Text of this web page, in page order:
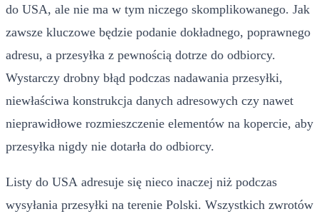
do USA, ale nie ma w tym niczego skomplikowanego. Jak
zawsze kluczowe będzie podanie dokładnego, poprawnego
adresu, a przesyłka z pewnością dotrze do odbiorcy.
Wystarczy drobny błąd podczas nadawania przesyłki,
niewłaściwa konstrukcja danych adresowych czy nawet
nieprawidłowe rozmieszczenie elementów na kopercie, aby
przesyłka nigdy nie dotarła do odbiorcy.
Listy do USA adresuje się nieco inaczej niż podczas
wysyłania przesyłki na terenie Polski. Wszystkich zwrotów